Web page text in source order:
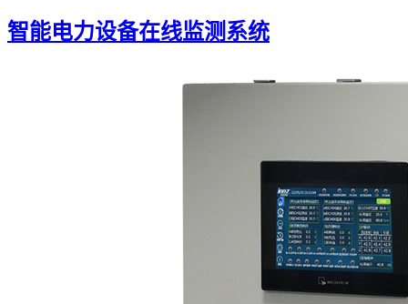
智能电力设备在线监测系统